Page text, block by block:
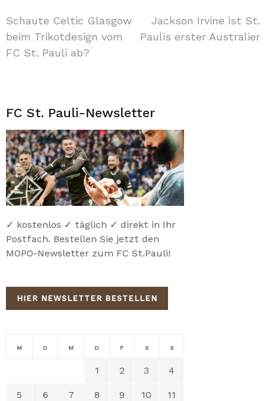
Beitragsnavigation
Schaute Celtic Glasgow
beim Trikotdesign vom
FC St. Pauli ab?
Jackson Irvine ist St.
Paulis erster Australier
FC St. Pauli-Newsletter
✓ kostenlos ✓ täglich ✓ direkt in Ihr
Postfach. Bestellen Sie jetzt den
MOPO-Newsletter zum FC St.Pauli!
HIER NEWSLETTER BESTELLEN
M D M D F S S
1 2 3 4
5 6 7 8 9 10 11